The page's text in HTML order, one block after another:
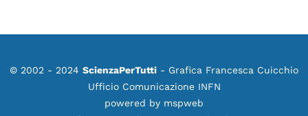
© 2002 - 2024 ScienzaPerTutti - Grafica Francesca Cuicchio
Ufficio Comunicazione INFN
powered by mspweb